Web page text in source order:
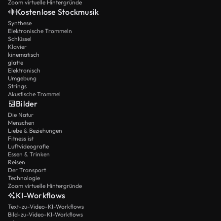
Zoom virtuelle Hintergründe
Kostenlose Stockmusik
Synthese
Elektronische Trommeln
Schlüssel
Klavier
kinematisch
glatte
Elektronisch
Umgebung
Strings
Akustische Trommel
Bilder
Die Natur
Menschen
Liebe & Beziehungen
Fitness ist
Luftvideografie
Essen & Trinken
Reisen
Der Transport
Technologie
Zoom virtuelle Hintergründe
KI-Workflows
Text-zu-Video-KI-Workflows
Bild-zu-Video-KI-Workflows